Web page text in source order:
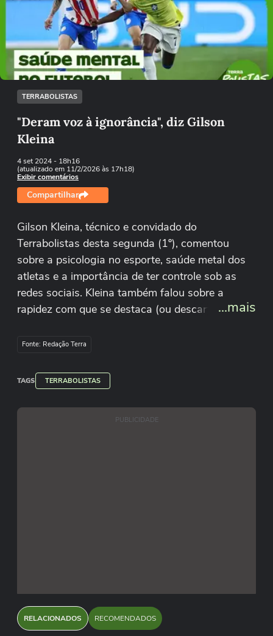
Não foi possível reproduzir o vídeo
Tentar novamente
TERRABOLISTAS
"Deram voz à ignorância", diz Gilson
Kleina
4 set 2024- 18h16
(atualizado em 11/2/2026 às 17h18)
Exibir comentários
Compartilhar
Gilson Kleina, técnico e convidado do
Terrabolistas desta segunda (1º), comentou
sobre a psicologia no esporte, saúde metal dos
atletas e a importância de ter controle sob as
redes sociais. Kleina também falou sobre a
rapidez com que se destaca (ou descarta) um
Apresentação: Aline Küller e Dario Vasconcelos
Roteiro e produção: Ana Paula Almeida
Equipe técnica: Vitor Kertes e Eduardo Willy
...mais
Fonte: Redação Terra
TAGS TERRABOLISTAS
PUBLICIDADE
RELACIONADOS RECOMENDADOS